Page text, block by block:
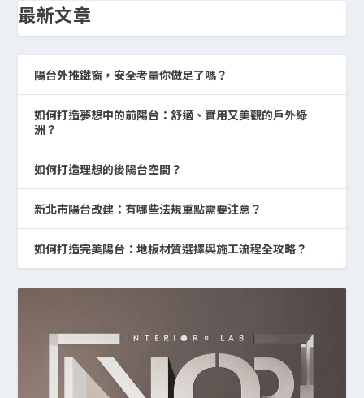
最新文章
陽台外推鐵窗，安全考量你做足了嗎？
如何打造夢想中的前陽台：舒適、實用又美觀的戶外綠
洲？
如何打造理想的後陽台空間？
新北市陽台改建：有哪些法規重點需要注意？
如何打造完美陽台：地板材質選擇與施工流程全攻略？